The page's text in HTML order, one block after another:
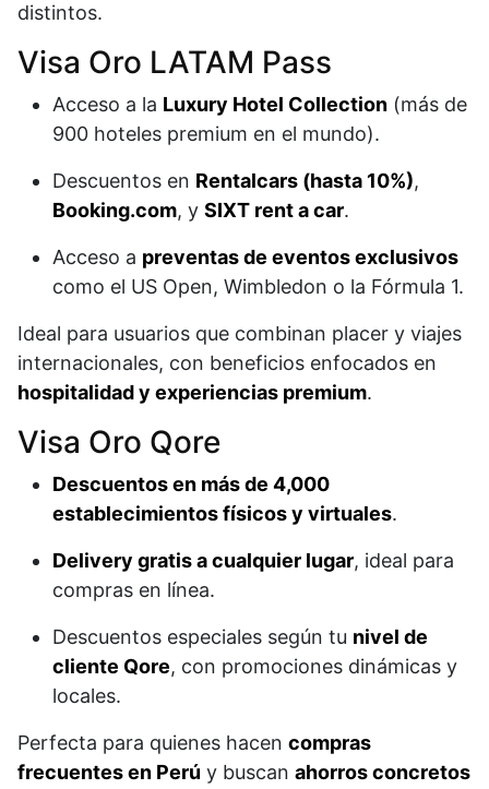
distintos.
Visa Oro LATAM Pass
Acceso a la Luxury Hotel Collection (más de
900 hoteles premium en el mundo).
Descuentos en Rentalcars (hasta 10%),
Booking.com, y SIXT rent a car.
Acceso a preventas de eventos exclusivos
como el US Open, Wimbledon o la Fórmula 1.
Ideal para usuarios que combinan placer y viajes
internacionales, con beneficios enfocados en
hospitalidad y experiencias premium.
Visa Oro Qore
Descuentos en más de 4,000
establecimientos físicos y virtuales.
Delivery gratis a cualquier lugar, ideal para
compras en línea.
Descuentos especiales según tu nivel de
cliente Qore, con promociones dinámicas y
locales.
Perfecta para quienes hacen compras
frecuentes en Perú y buscan ahorros concretos